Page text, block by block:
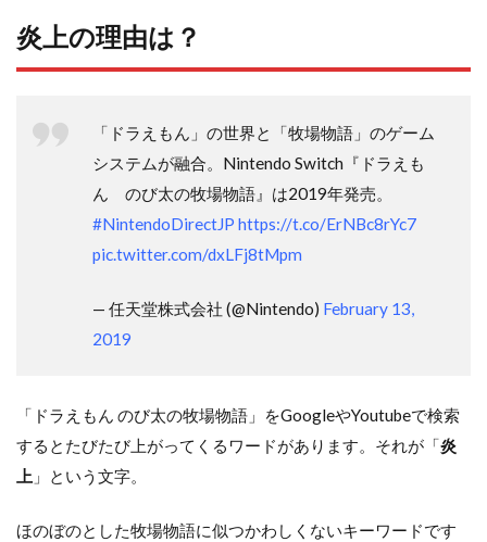
炎上の理由は？
「ドラえもん」の世界と「牧場物語」のゲーム
システムが融合。Nintendo Switch『ドラえも
ん のび太の牧場物語』は2019年発売。
#NintendoDirectJP https://t.co/ErNBc8rYc7
pic.twitter.com/dxLFj8tMpm
— 任天堂株式会社 (@Nintendo) February 13,
2019
「ドラえもん のび太の牧場物語」をGoogleやYoutubeで検索
するとたびたび上がってくるワードがあります。それが「炎
上 」という文字。
ほのぼのとした牧場物語に似つかわしくないキーワードです